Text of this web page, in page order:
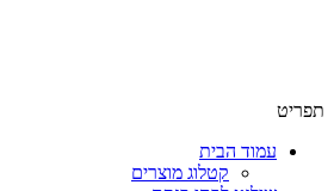
תפריט
עמוד הבית
קטלוג מוצרים